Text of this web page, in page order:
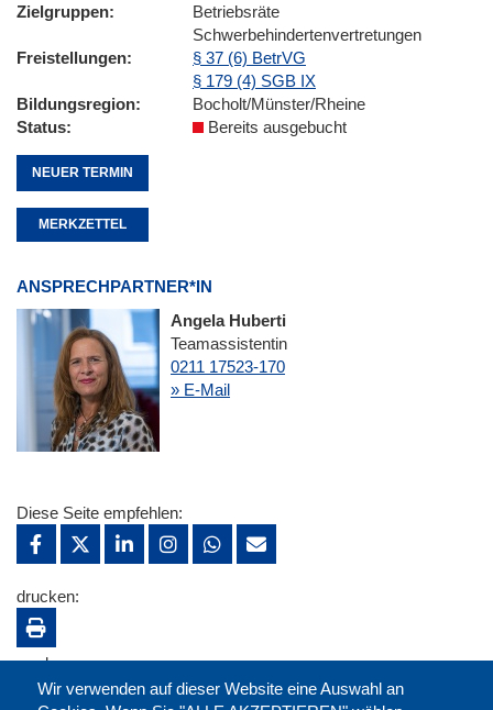
Zielgruppen
Betriebsräte
Schwerbehindertenvertretungen
Freistellungen
§ 37 (6) BetrVG
§ 179 (4) SGB IX
Bildungsregion
Bocholt/Münster/Rheine
Status
Bereits ausgebucht
NEUER TERMIN
MERKZETTEL
ANSPRECHPARTNER*IN
Angela Huberti
Teamassistentin
0211 17523-170
» E-Mail
Wir verwenden auf dieser Website eine Auswahl an
Diese Seite empfehlen:
drucken:
merken: